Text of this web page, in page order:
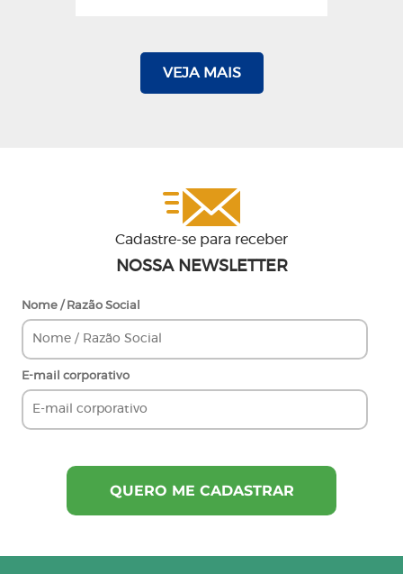
VEJA MAIS
Cadastre-se para receber
NOSSA NEWSLETTER
Nome / Razão Social
E-mail corporativo